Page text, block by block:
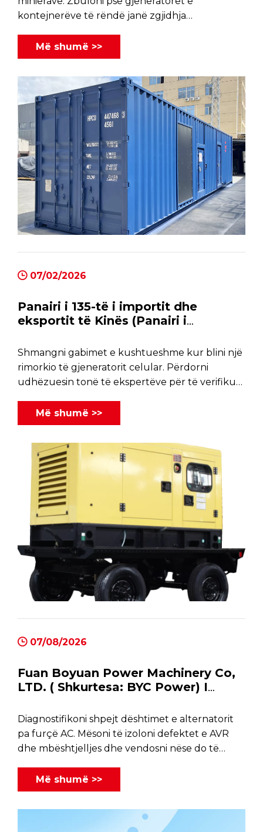
kontejnerëve të rëndë janë zgjidhja
rezistente ndaj motit në distancë.
Më shumë >>
07/02/2026
Panairi i 135-të i importit dhe
eksportit të Kinës (Panairi i
2024.
Shmangni gabimet e kushtueshme kur blini një
rimorkio të gjeneratorit celular. Përdorni
udhëzuesin tonë të ekspertëve për të verifikuar
autostradën sot.
Më shumë >>
07/08/2026
Fuan Boyuan Power Machinery Co,
LTD. ( Shkurtesa: BYC Power) I
Mirëmbajtjes së Gjeneratorit Dizel,
Alternatorit AC
Diagnostifikoni shpejt dështimet e alternatorit
pa furçë AC. Mësoni të izoloni defektet e AVR
dhe mbështjelljes dhe vendosni nëse do të
Më shumë >>